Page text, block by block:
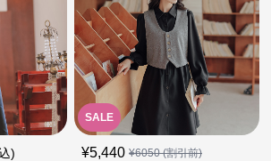
)
SALE
¥5,440 ¥6050(割引前)